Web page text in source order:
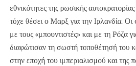
εθνικότητες της ρωσικής
τόχε θέσει ο Μαρξ για την Ιρλανδία. Οι
με τους «μπουντιστές» και με τη Ρόζα
διαφώτισαν τη σωστή τοποθέτησή του
στην εποχή του ιμπεριαλισμού και της